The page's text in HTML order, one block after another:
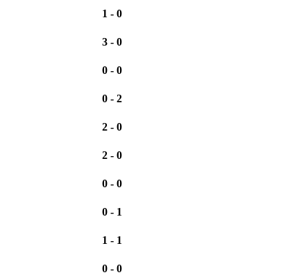
1 - 0
3 - 0
0 - 0
0 - 2
2 - 0
2 - 0
0 - 0
0 - 1
1 - 1
0 - 0